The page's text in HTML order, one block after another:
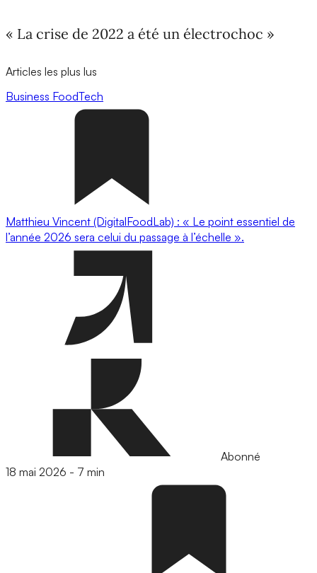
« La crise de 2022 a été un électrochoc »
Articles les plus lus
Business FoodTech
Matthieu Vincent (DigitalFoodLab) : « Le point essentiel de
l’année 2026 sera celui du passage à l’échelle ».
Abonné
18 mai 2026 - 7 min